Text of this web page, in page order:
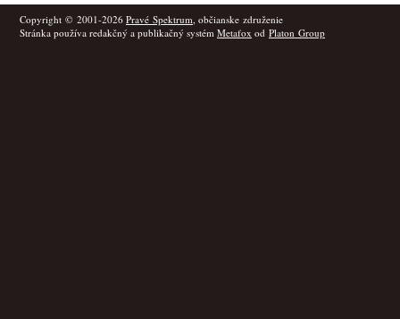
Copyright © 2001-2026 Pravé Spektrum, občianske združenie
Stránka používa redakčný a publikačný systém Metafox od Platon Group